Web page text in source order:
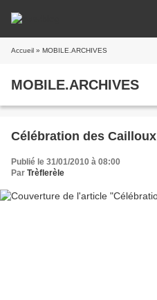
Accueil » MOBILE.ARCHIVES
MOBILE.ARCHIVES
Célébration des Cailloux
Publié le 31/01/2010 à 08:00
Par Trèflerèle